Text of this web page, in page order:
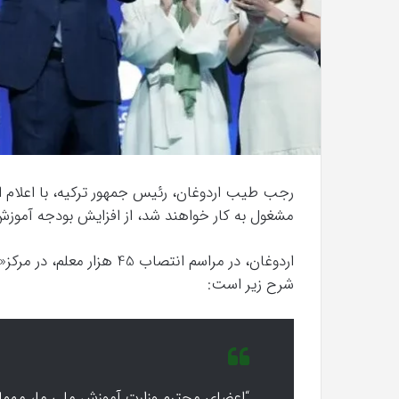
رجب طیب اردوغان، رئیس جمهور ترکیه، با
مشغول به کار خواهند شد، از افزایش بودجه آموزش و پرورش به 651
اردوغان، در مراسم
شرح زیر است:
اطلاعات: چگونه ذهن ما اطلاعات
کریستن
بل
می
دانست
که
2”
موفق
خواهد
آذر 23, 1398